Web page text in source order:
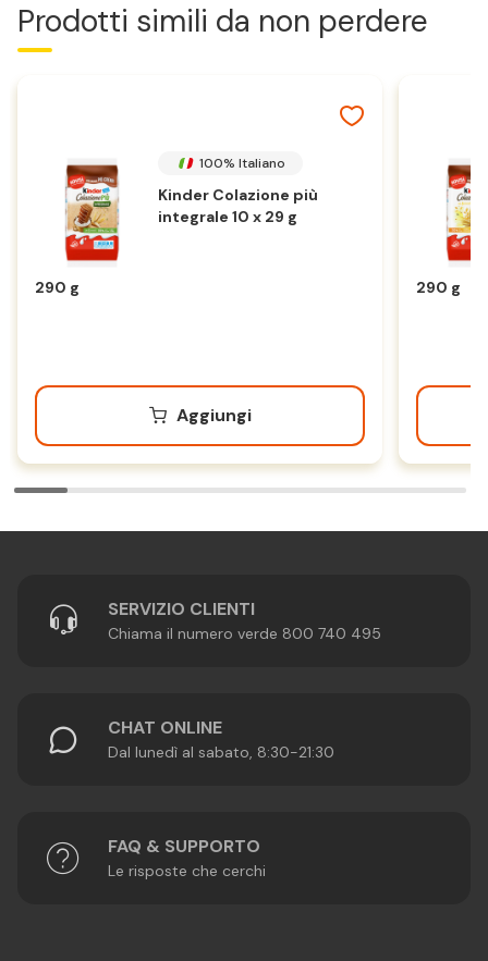
Prodotti simili da non perdere
100% Italiano
Kinder Colazione più
integrale 10 x 29 g
290 g
Aggiungi
290 g
SERVIZIO CLIENTI
Chiama il numero verde 800 740 495
CHAT ONLINE
Dal lunedì al sabato, 8:30-21:30
FAQ & SUPPORTO
Le risposte che cerchi